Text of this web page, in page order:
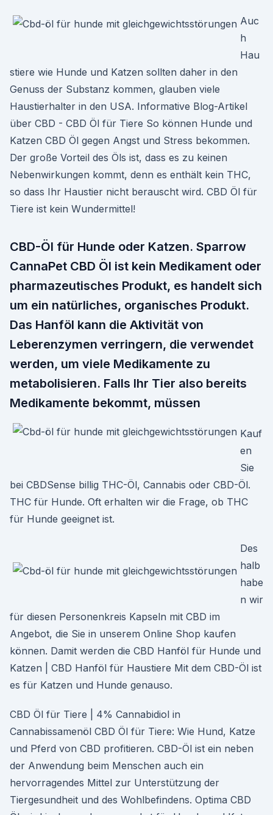
Auc
h
Hau
stiere wie Hunde und Katzen sollten daher in den
Genuss der Substanz kommen, glauben viele
Haustierhalter in den USA. Informative Blog-Artikel
über CBD - CBD Öl für Tiere So können Hunde und
Katzen CBD Öl gegen Angst und Stress bekommen.
Der große Vorteil des Öls ist, dass es zu keinen
Nebenwirkungen kommt, denn es enthält kein THC,
so dass Ihr Haustier nicht berauscht wird. CBD Öl für
Tiere ist kein Wundermittel!
CBD-Öl für Hunde oder Katzen. Sparrow
CannaPet CBD Öl ist kein Medikament oder
pharmazeutisches Produkt, es handelt sich
um ein natürliches, organisches Produkt.
Das Hanföl kann die Aktivität von
Leberenzymen verringern, die verwendet
werden, um viele Medikamente zu
metabolisieren. Falls Ihr Tier also bereits
Medikamente bekommt, müssen
Kauf
en
Sie
bei CBDSense billig THC-Öl, Cannabis oder CBD-Öl.
THC für Hunde. Oft erhalten wir die Frage, ob THC
für Hunde geeignet ist.
Des
halb
habe
n wir
für diesen Personenkreis Kapseln mit CBD im
Angebot, die Sie in unserem Online Shop kaufen
können. Damit werden die CBD Hanföl für Hunde und
Katzen | CBD Hanföl für Haustiere Mit dem CBD-Öl ist
es für Katzen und Hunde genauso.
CBD Öl für Tiere | 4% Cannabidiol in
Cannabissamenöl CBD Öl für Tiere: Wie Hund, Katze
und Pferd von CBD profitieren. CBD-Öl ist ein neben
der Anwendung beim Menschen auch ein
hervorragendes Mittel zur Unterstützung der
Tiergesundheit und des Wohlbefindens. Optima CBD